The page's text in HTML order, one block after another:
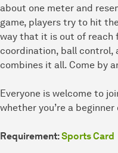
about one meter and
game, players try to hit
way that it is out of reach
coordination, ball
combines it all. Come by
Everyone is welcome to
whether you’re a
Requirement:Sports Card